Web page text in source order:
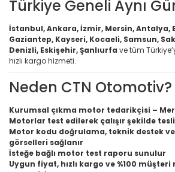
Türkiye Geneli Aynı
İstanbul, Ankara, İzmir, Mersin, Antalya,
Gaziantep, Kayseri, Kocaeli, Samsun,
Denizli, Eskişehir, Şanlıurfa ve tüm
hızlı kargo hizmeti.
Neden CTN Otomotiv?
Kurumsal çıkma motor tedarikçisi –
Motorlar test edilerek çalışır şekilde
Motor kodu doğrulama, teknik destek
görselleri sağlanır
İsteğe bağlı motor test raporu sunulur
Uygun fiyat, hızlı kargo ve %100